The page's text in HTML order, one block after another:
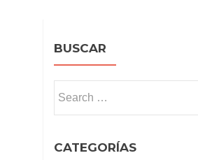
BUSCAR
for:
CATEGORÍAS